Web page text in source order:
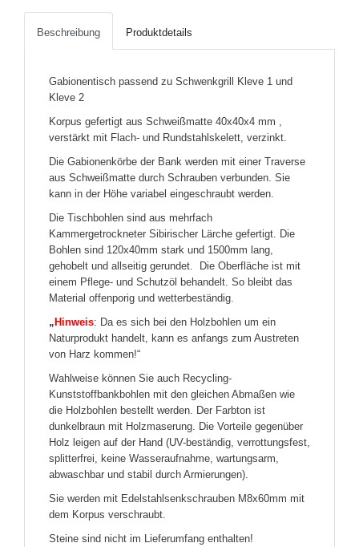
Beschreibung Produktdetails
Gabionentisch passend zu Schwenkgrill Kleve 1 und
Kleve 2
Korpus gefertigt aus Schweißmatte 40x40x4 mm ,
verstärkt mit Flach- und Rundstahlskelett, verzinkt.
Die Gabionenkörbe der Bank werden mit einer Traverse
aus Schweißmatte durch Schrauben verbunden. Sie
kann in der Höhe variabel eingeschraubt werden.
Die Tischbohlen sind aus mehrfach
Kammergetrockneter Sibirischer Lärche gefertigt. Die
Bohlen sind 120x40mm stark und 1500mm lang,
gehobelt und allseitig gerundet. Die Oberfläche ist mit
einem Pflege- und Schutzöl behandelt. So bleibt das
Material offenporig und wetterbeständig.
„ Hinweis: Da es sich bei den Holzbohlen um ein
Naturprodukt handelt, kann es anfangs zum Austreten
von Harz kommen!“
Wahlweise können Sie auch Recycling-
Kunststoffbankbohlen mit den gleichen Abmaßen wie
die Holzbohlen bestellt werden. Der Farbton ist
dunkelbraun mit Holzmaserung. Die Vorteile gegenüber
Holz leigen auf der Hand (UV-beständig, verrottungsfest,
splitterfrei, keine Wasseraufnahme, wartungsarm,
abwaschbar und stabil durch Armierungen).
Sie werden mit Edelstahlsenkschrauben M8x60mm mit
dem Korpus verschraubt.
Steine sind nicht im Lieferumfang enthalten!